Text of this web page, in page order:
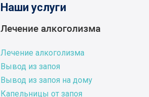
Наши услуги
Лечение алкоголизма
Лечение алкоголизма
Вывод из запоя
Вывод из запоя на дому
Капельницы от запоя